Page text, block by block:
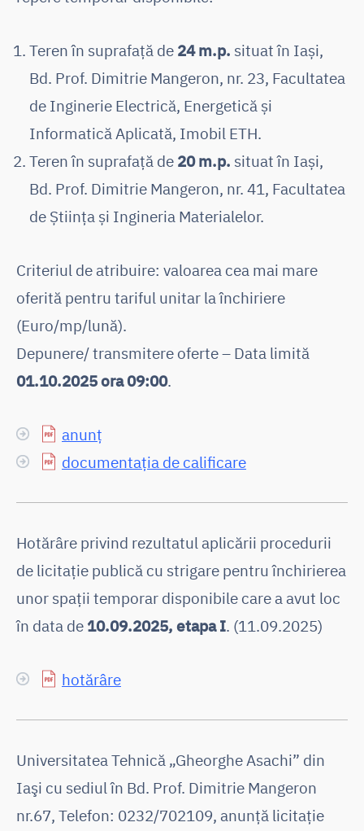
Teren în suprafață de 24 m.p. situat în Iași,
Bd. Prof. Dimitrie Mangeron, nr. 23, Facultatea
de Inginerie Electrică, Energetică și
Informatică Aplicată, Imobil ETH.
Teren în suprafață de 20 m.p. situat în Iași,
Bd. Prof. Dimitrie Mangeron, nr. 41, Facultatea
de Știința și Ingineria Materialelor.
Criteriul de atribuire: valoarea cea mai mare
oferită pentru tariful unitar la închiriere
(Euro/mp/lună).
Depunere/ transmitere oferte – Data limită
01.10.2025 ora 09:00.
anunț
documentația de calificare
Hotărâre privind rezultatul aplicării procedurii
de licitaţie publică cu strigare pentru închirierea
unor spaţii temporar disponibile care a avut loc
în data de 10.09.2025, etapa I. (11.09.2025)
hotărâre
Universitatea Tehnică „Gheorghe Asachi” din
Iaşi cu sediul în Bd. Prof. Dimitrie Mangeron
nr.67, Telefon: 0232/702109, anunţă licitaţie